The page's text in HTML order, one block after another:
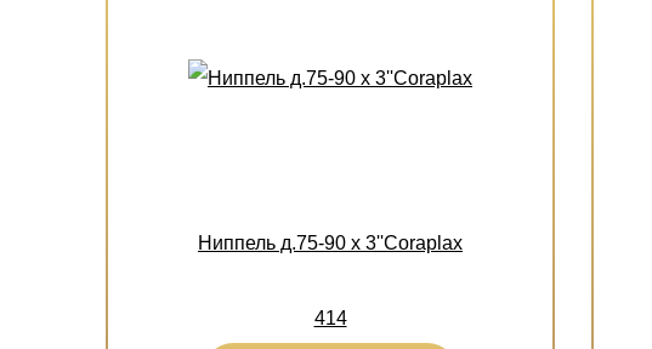
Ниппель д.75-90 х 3''Coraplax
414